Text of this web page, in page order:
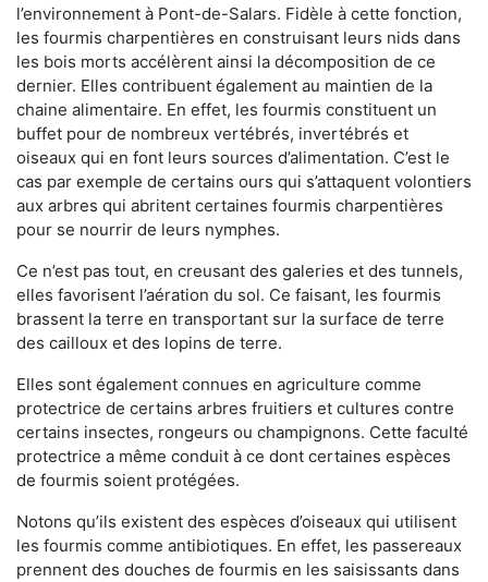
l’environnement à Pont-de-Salars. Fidèle à cette fonction,
les fourmis charpentières en construisant leurs nids dans
les bois morts accélèrent ainsi la décomposition de ce
dernier. Elles contribuent également au maintien de la
chaine alimentaire. En effet, les fourmis constituent un
buffet pour de nombreux vertébrés, invertébrés et
oiseaux qui en font leurs sources d’alimentation. C’est le
cas par exemple de certains ours qui s’attaquent volontiers
aux arbres qui abritent certaines fourmis charpentières
pour se nourrir de leurs nymphes.
Ce n’est pas tout, en creusant des galeries et des tunnels,
elles favorisent l’aération du sol. Ce faisant, les fourmis
brassent la terre en transportant sur la surface de terre
des cailloux et des lopins de terre.
Elles sont également connues en agriculture comme
protectrice de certains arbres fruitiers et cultures contre
certains insectes, rongeurs ou champignons. Cette faculté
protectrice a même conduit à ce dont certaines espèces
de fourmis soient protégées.
Notons qu’ils existent des espèces d’oiseaux qui utilisent
les fourmis comme antibiotiques. En effet, les passereaux
prennent des douches de fourmis en les saisissants dans